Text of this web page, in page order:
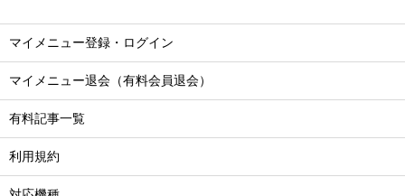
マイメニュー登録・ログイン
マイメニュー退会（有料会員退会）
有料記事一覧
利用規約